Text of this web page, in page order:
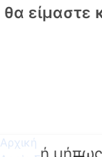
θα είμαστε
Αρχική